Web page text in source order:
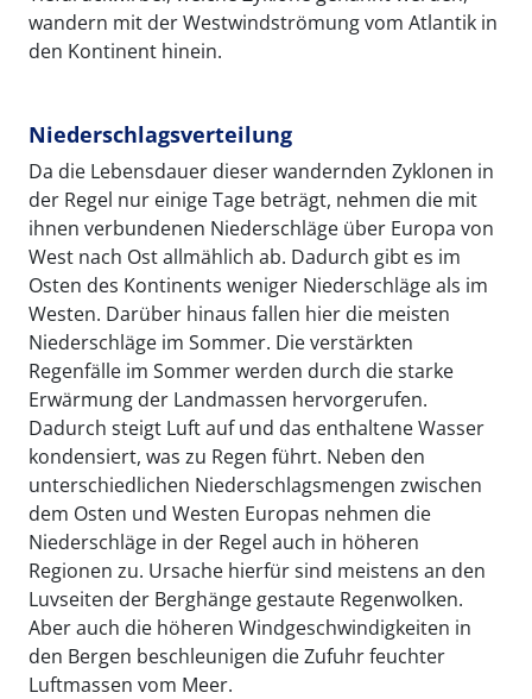
wandern mit der Westwindströmung vom Atlantik in
den Kontinent hinein.
Niederschlagsverteilung
Da die Lebensdauer dieser wandernden Zyklonen in
der Regel nur einige Tage beträgt, nehmen die mit
ihnen verbundenen Niederschläge über Europa von
West nach Ost allmählich ab. Dadurch gibt es im
Osten des Kontinents weniger Niederschläge als im
Westen. Darüber hinaus fallen hier die meisten
Niederschläge im Sommer. Die verstärkten
Regenfälle im Sommer werden durch die starke
Erwärmung der Landmassen hervorgerufen.
Dadurch steigt Luft auf und das enthaltene Wasser
kondensiert, was zu Regen führt. Neben den
unterschiedlichen Niederschlagsmengen zwischen
dem Osten und Westen Europas nehmen die
Niederschläge in der Regel auch in höheren
Regionen zu. Ursache hierfür sind meistens an den
Luvseiten der Berghänge gestaute Regenwolken.
Aber auch die höheren Windgeschwindigkeiten in
den Bergen beschleunigen die Zufuhr feuchter
Luftmassen vom Meer.